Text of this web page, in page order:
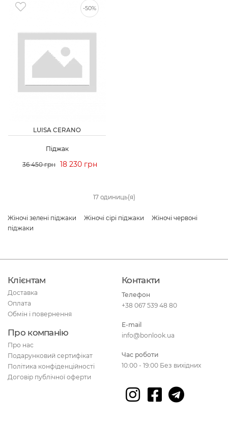
-50%
LUISA CERANO
Піджак
36 450 грн 18 230 грн
17 одиниць(я)
Жіночі зелені піджаки Жіночі сірі піджаки
Жіночі червоні
піджаки
Клієнтам
Доставка
Оплата
Обмін і повернення
Про компанію
Про нас
Подарунковий сертифікат
Політика конфіденційності
Договір публічної оферти
Контакти
Телефон
+38 067 539 48 80
E-mail
info@bonlook.ua
Час роботи
10:00 - 19:00 Без вихідних